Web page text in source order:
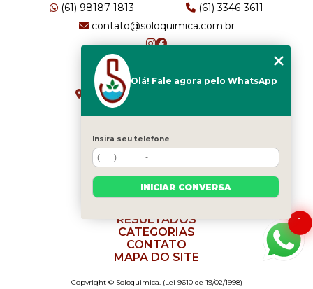
(61) 98187-1813
(61) 3346-3611
contato@soloquimica.com.br
ENDEREÇO
CRS 511 Sul, Bl B, Sl 49 - Asa Sul
Brasília - DF - CEP: 70361-520
HOME
EMPRESA
SERVIÇOS
RESULTADOS
CATEGORIAS
CONTATO
MAPA DO SITE
Copyright © Soloquimica. (Lei 9610 de 19/02/1998)
1
Olá! Fale agora pelo WhatsApp
Insira seu telefone
INICIAR CONVERSA